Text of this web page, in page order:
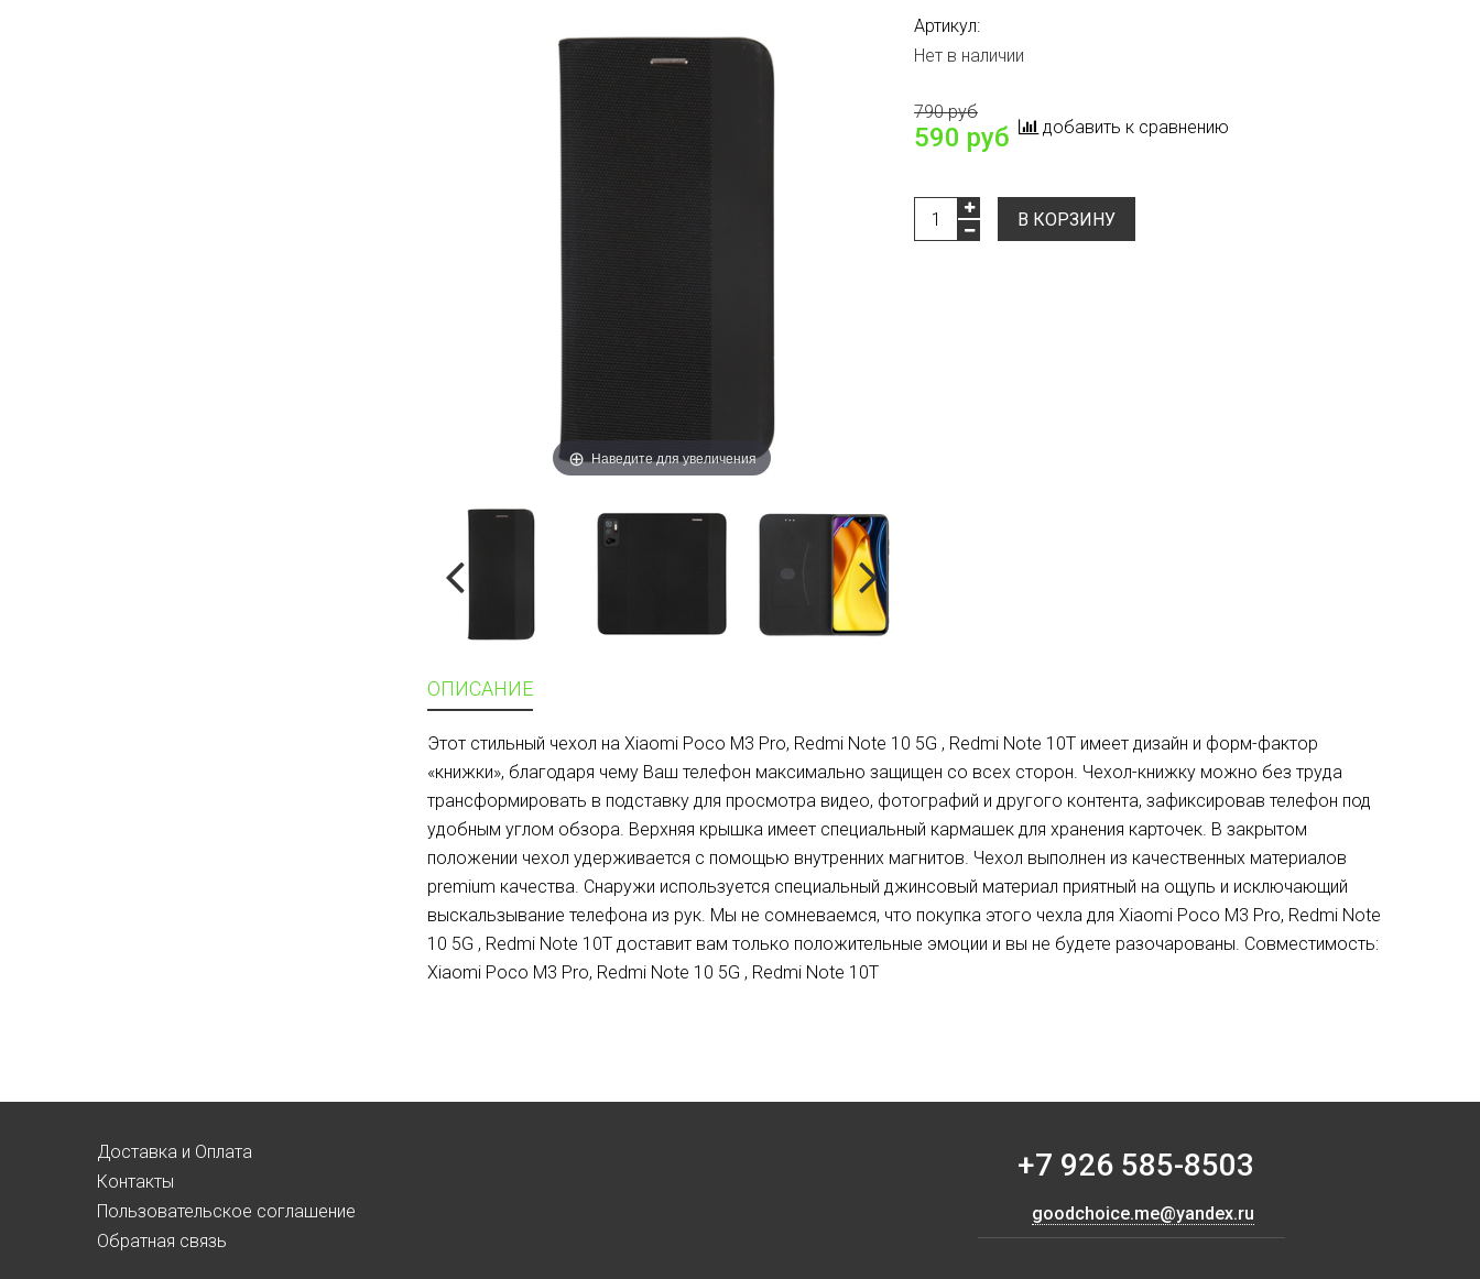
Наведите для увеличения
Артикул:
Нет в наличии
790 руб
590 руб добавить к сравнению
В КОРЗИНУ
ОПИСАНИЕ
Этот стильный чехол на Xiaomi Poco M3 Pro, Redmi Note 10 5G , Redmi Note 10T имеет дизайн и форм-фактор
«книжки», благодаря чему Ваш телефон максимально защищен со всех сторон. Чехол-книжку можно без труда
трансформировать в подставку для просмотра видео, фотографий и другого контента, зафиксировав телефон под
удобным углом обзора. Верхняя крышка имеет специальный кармашек для хранения карточек. В закрытом
положении чехол удерживается с помощью внутренних магнитов. Чехол выполнен из качественных материалов
premium качества. Снаружи используется специальный джинсовый материал приятный на ощупь и исключающий
выскальзывание телефона из рук. Мы не сомневаемся, что покупка этого чехла для Xiaomi Poco M3 Pro, Redmi Note
10 5G , Redmi Note 10T доставит вам только положительные эмоции и вы не будете разочарованы. Совместимость:
Xiaomi Poco M3 Pro, Redmi Note 10 5G , Redmi Note 10T
Доставка и Оплата
Контакты
Пользовательское соглашение
Обратная связь
+7 926 585-8503
goodchoice.me@yandex.ru